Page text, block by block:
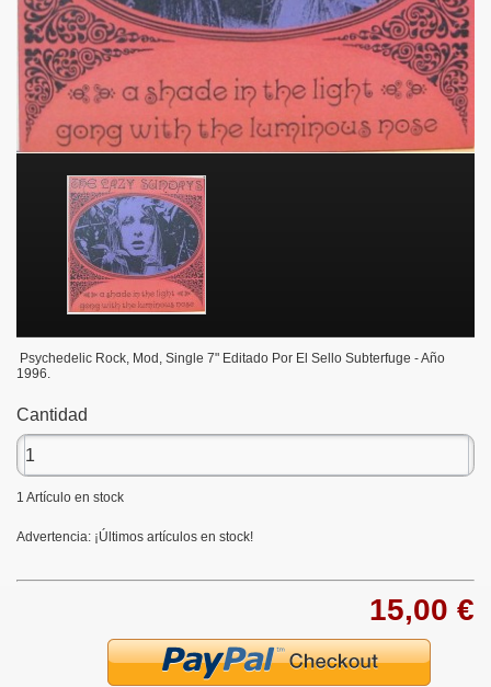
Psychedelic Rock, Mod, Single 7" Editado Por El Sello Subterfuge - Año
1996.
Cantidad
1 Artículo en stock
Advertencia: ¡Últimos artículos en stock!
15,00 €